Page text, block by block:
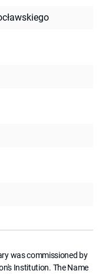
was commissioned by
Institution. The Name